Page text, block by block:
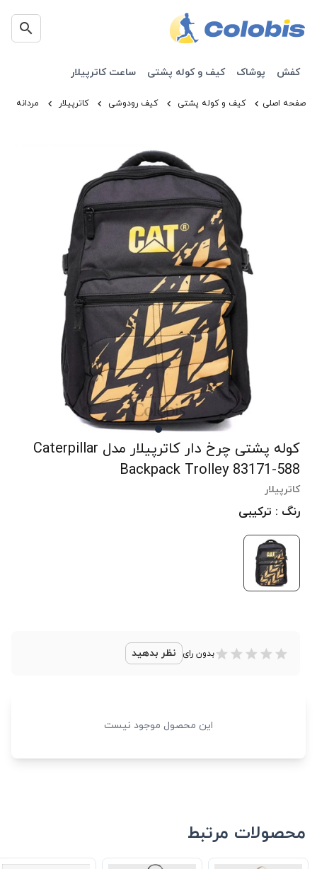
کفش پوشاک کیف و کوله پشتی ساعت کاترپیلار
صفحه اصلی کیف و کوله پشتی کیف رودوشی کاترپیلار مردانه
کوله پشتی چرخ دار کاترپیلار مدل Caterpillar
Backpack Trolley 83171-588
کاترپیلار
رنگ : ترکیبی
بدون رای نظر بدهید
این محصول موجود نیست
محصولات مرتبط